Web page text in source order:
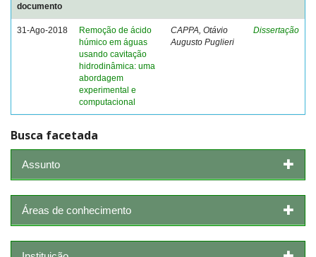
documento
31-Ago-2018
Remoção de ácido
húmico em águas
usando cavitação
hidrodinâmica: uma
abordagem
experimental e
computacional
CAPPA, Otávio
Augusto Puglieri
Dissertação
Busca facetada
Assunto
Áreas de conhecimento